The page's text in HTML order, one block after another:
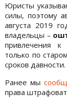
Юристы
силы, поэтому
августа 2019
владельцы –
привлечения к
только по
сроков давности.
Ранее мы
права